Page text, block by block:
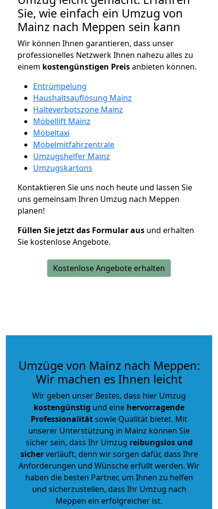
Sie, wie einfach ein Umzug von
Mainz nach Meppen sein kann
Wir können Ihnen garantieren, dass unser
professionelles Netzwerk Ihnen nahezu alles zu
einem kostengünstigen Preisanbieten können.
Entrümpelung
Haushaltsauflösung Mainz
Halteverbotszone Mainz
Möbellift Mainz
Möbeltaxi
Möbelmitfahrzentrale
Umzugshelfer Mainz
Umzugskartons
Kontaktieren Sie uns noch heute und lassen Sie
uns gemeinsam Ihren Umzug nach Meppen
planen!
Füllen Sie jetzt das Formular aus und erhalten
Sie kostenlose Angebote.
Kostenlose Angebote erhalten
Umzüge von Mainz nach Meppen:
Wir machen es Ihnen leicht
Wir geben unser Bestes, dass hier Umzug
kostengünstig und eine hervorragende
Professionalitätsowie Qualität bietet. Mit
unserer Unterstützung in Mainz können Sie
sicher sein, dass Ihr Umzug reibungslos und
sicherverläuft, denn wir sorgen dafür, dass Ihre
Anforderungen und Wünsche erfüllt werden. Wir
haben die besten Partner, um Ihnen zu helfen
und sicherzustellen, dass Ihr Umzug nach
Meppen ein erfolgreicher ist.